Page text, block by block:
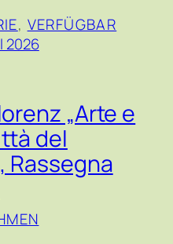
, VERFÜGBAR
2026
„Arte e
del
Rassegna